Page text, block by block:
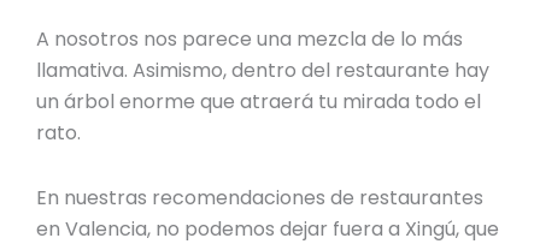
A nosotros nos parece una mezcla de lo más
llamativa. Asimismo, dentro del restaurante hay
un árbol enorme que atraerá tu mirada todo el
rato.
En nuestras recomendaciones de restaurantes
en Valencia, no podemos dejar fuera a Xingú, que